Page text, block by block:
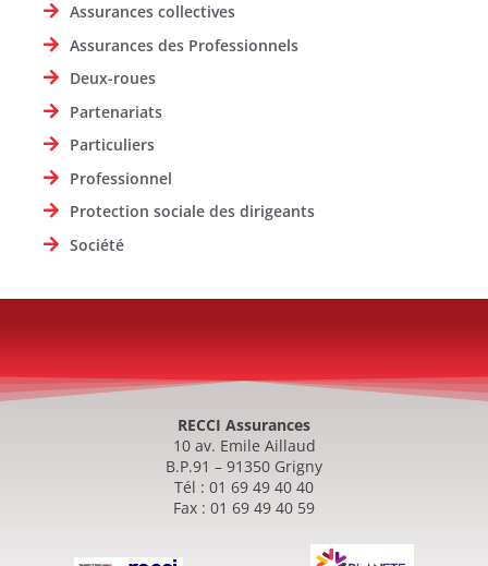
Assurances collectives
Assurances des Professionnels
Deux-roues
Partenariats
Particuliers
Professionnel
Protection sociale des dirigeants
Société
RECCI Assurances
10 av. Emile Aillaud
B.P.91 – 91350 Grigny
Tél : 01 69 49 40 40
Fax : 01 69 49 40 59